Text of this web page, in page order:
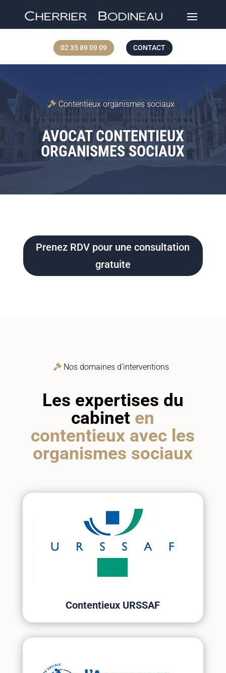
02 35 89 09 09 CONTACT
Contentieux organismes sociaux
AVOCATCONTENTIEUX
ORGANISMES SOCIAUX
Prenez RDV pour une consultation
gratuite
Nos domaines d'interventions
Les expertises du
cabinet en
contentieux avec les
organismes sociaux
Contentieux URSSAF